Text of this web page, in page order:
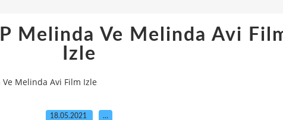
Melinda Ve Melinda Avi
Izle
Ve Melinda Avi Film Izle
18.05.2021 …